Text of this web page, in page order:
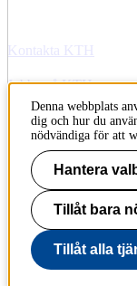
Kontakta KTH
Jobba på KTH
Press och media
Faktura och
Om KTH:s
Till sidans topp
Denna webbplats
dig och hur du
nödvändiga för att
Hantera
Tillåt bara
Tillåt alla